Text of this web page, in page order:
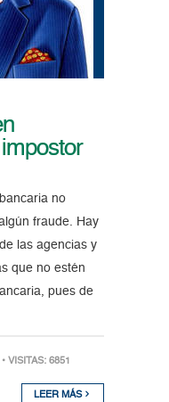
no
fraude. Hay
las agencias y
que no estén
pues de
• VISITAS: 6851
LEER MÁS